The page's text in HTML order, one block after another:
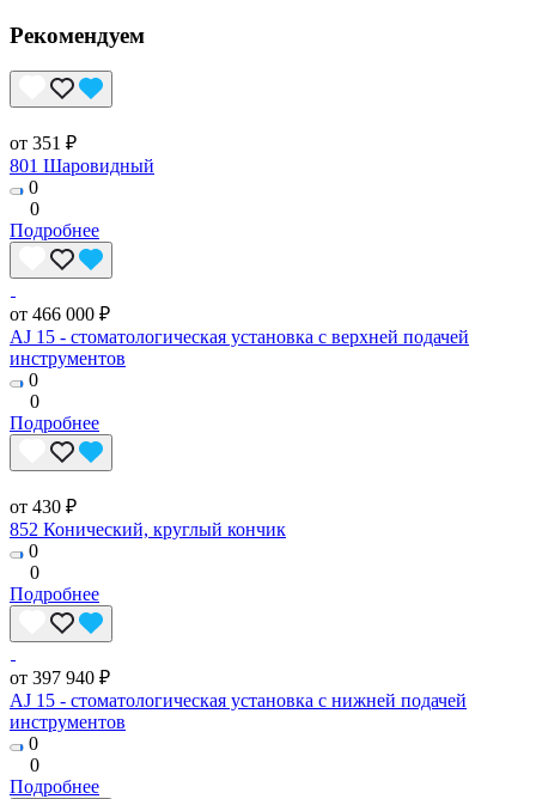
Рекомендуем
от 351 ₽
801 Шаровидный
0
0
Подробнее
от 466 000 ₽
AJ 15 - стоматологическая установка с верхней подачей
инструментов
0
0
Подробнее
от 430 ₽
852 Конический, круглый кончик
0
0
Подробнее
от 397 940 ₽
AJ 15 - стоматологическая установка с нижней подачей
инструментов
0
0
Подробнее